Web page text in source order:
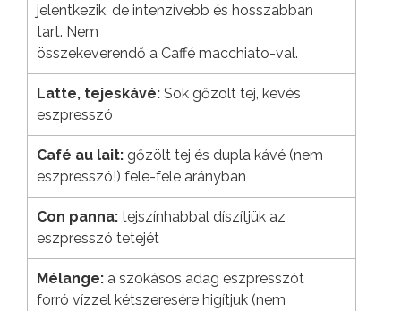
jelentkezik, de intenzívebb és hosszabban
tart. Nem
összekeverendő a Caffé macchiato-val.
Latte, tejeskávé: Sok gőzölt tej, kevés
eszpresszó
Café au lait: gőzölt tej és dupla kávé (nem
eszpresszó!) fele-fele arányban
Con panna: tejszínhabbal díszítjük az
eszpresszó tetejét
Mélange: a szokásos adag eszpresszót
forró vízzel kétszeresére higítjuk (nem